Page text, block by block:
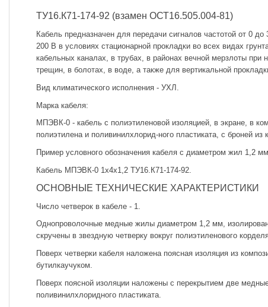
ТУ16.К71-174-92 (взамен ОСТ16.505.004-81)
Кабель предназначен для передачи сигналов частотой от 0
200 В в условиях стационарной прокладки во всех видах
кабельных каналах, в трубах, в районах вечной мерзлоты при
трещин, в болотах, в воде, а также для вертикальной
Вид климатического исполнения - УХЛ.
Марка кабеля:
МПЭВК-0 - кабель с полиэтиленовой изоляцией, в экране, в
полиэтилена и поливинилхлорид-ного пластиката, с броней из
Пример условного обозначения кабеля с диаметром жил 1,2
Кабель МПЭВК-0 1х4х1,2 ТУ16.К71-174-92.
ОСНОВНЫЕ ТЕХНИЧЕСКИЕ ХАРАКТЕРИСТИКИ
Число четверок в кабеле - 1.
Однопроволочные медные жилы диаметром 1,2 мм,
скручены в звездную четверку вокруг полиэтиленового
Поверх четверки кабеля наложена поясная изоляция из
бутилкаучуком.
Поверх поясной изоляции наложены с перекрытием две
поливинилхлоридного пластиката.